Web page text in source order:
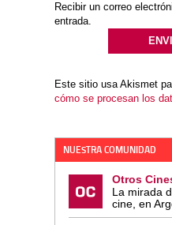
Recibir un correo
entrada.
Este sitio usa Akismet
cómo se procesan los
NUESTRA COMUNIDAD
Otros
La mirada
cine, en